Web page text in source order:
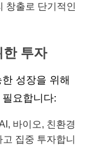
창출로 단기적인
한 투자
성장을 위해
요합니다:
바이오, 친환경
집중 투자합니